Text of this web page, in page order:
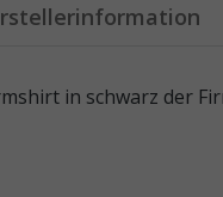
in schwarz der